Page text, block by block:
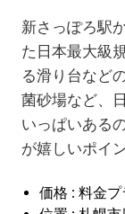
新さっぽろ駅
た日本最大級
る滑り台など
菌砂場など、
いっぱいある
が嬉しいポイ
価格 : 料金